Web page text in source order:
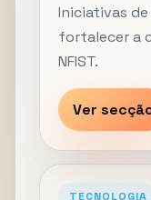
Iniciativas
fortalecer a
NFIST.
Ver
TECNOLOGIA